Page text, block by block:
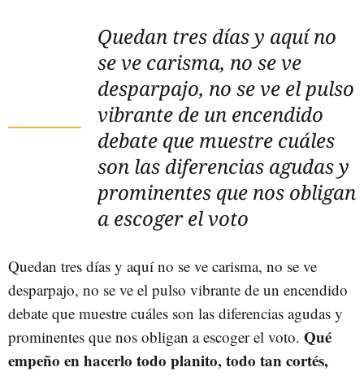
Quedan tres días y aquí no
se ve carisma, no se ve
desparpajo, no se ve el pulso
vibrante de un encendido
debate que muestre cuáles
son las diferencias agudas y
prominentes que nos obligan
a escoger el voto
Quedan tres días y aquí no se ve carisma, no se ve
desparpajo, no se ve el pulso vibrante de un encendido
debate que muestre cuáles son las diferencias agudas y
prominentes que nos obligan a escoger el voto. Qué
empeño en hacerlo todo planito, todo tan cortés,